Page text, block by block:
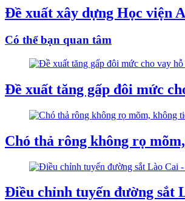
Đề xuất xây dựng Học viện
Có thể bạn quan tâm
Đề xuất tăng gấp đôi mức
Chó thả rông không rọ
Điều chỉnh tuyến đường sắt